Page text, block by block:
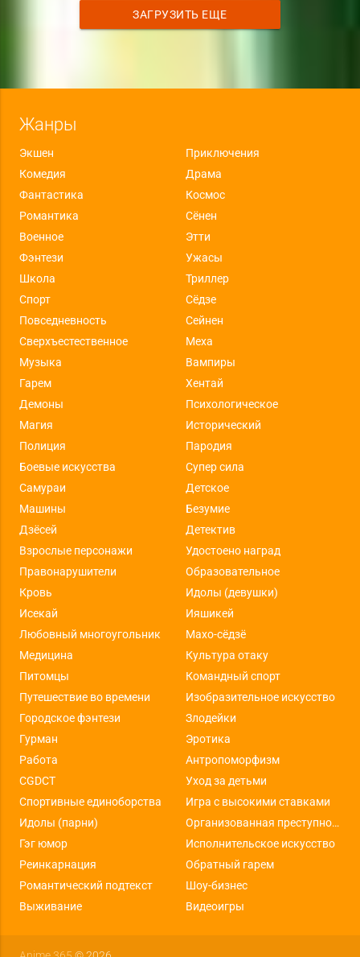
ЗАГРУЗИТЬ ЕЩЕ
Жанры
Экшен
Приключения
Комедия
Драма
Фантастика
Космос
Романтика
Сёнен
Военное
Этти
Фэнтези
Ужасы
Школа
Триллер
Спорт
Сёдзе
Повседневность
Сейнен
Сверхъестественное
Меха
Музыка
Вампиры
Гарем
Хентай
Демоны
Психологическое
Магия
Исторический
Полиция
Пародия
Боевые искусства
Супер сила
Самураи
Детское
Машины
Безумие
Дзёсей
Детектив
Взрослые персонажи
Удостоено наград
Правонарушители
Образовательное
Кровь
Идолы (девушки)
Исекай
Ияшикей
Любовный многоугольник
Махо-сёдзё
Медицина
Культура отаку
Питомцы
Командный спорт
Путешествие во времени
Изобразительное искусство
Городское фэнтези
Злодейки
Гурман
Эротика
Работа
Антропоморфизм
CGDCT
Уход за детьми
Спортивные единоборства
Игра с высокими ставками
Идолы (парни)
Организованная преступность
Гэг юмор
Исполнительское искусство
Реинкарнация
Обратный гарем
Романтический подтекст
Шоу-бизнес
Выживание
Видеоигры